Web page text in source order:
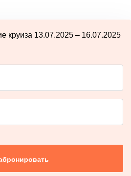
круиза 13.07.2025 – 16.07.2025